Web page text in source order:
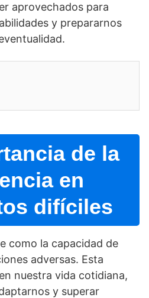
aprovechados para
y prepararnos
de la
en
difí­ciles
como la capacidad de
adversas. Esta
nuestra vida cotidiana,
y superar